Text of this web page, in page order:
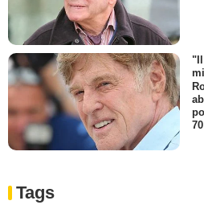
"Il
70
Tags